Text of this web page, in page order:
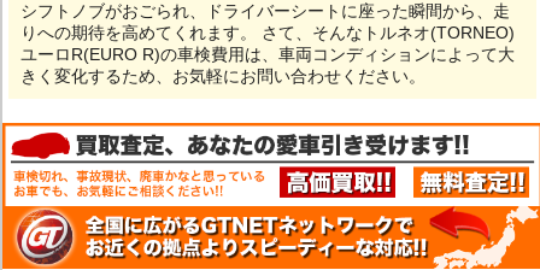
シフトノブがおごられ、ドライバーシートに座った瞬間から、走
りへの期待を高めてくれます。 さて、そんなトルネオ(TORNEO)
ユーロR(EURO R)の車検費用は、車両コンディションによって大
きく変化するため、お気軽にお問い合わせください。